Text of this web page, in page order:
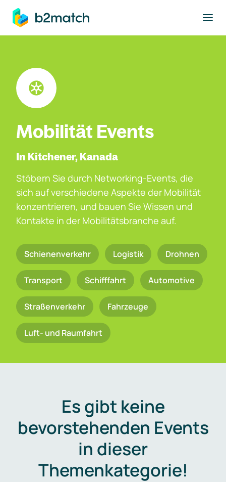
springen
Mobilität Events
In Kitchener, Kanada
Stöbern Sie durch Networking-Events, die
sich auf verschiedene Aspekte der Mobilität
konzentrieren, und bauen Sie Wissen und
Kontakte in der Mobilitätsbranche auf.
Schienenverkehr Logistik Drohnen
Transport Schifffahrt Automotive
Straßenverkehr Fahrzeuge
Luft- und Raumfahrt
Es gibt keine
bevorstehenden Events
in dieser
Themenkategorie!